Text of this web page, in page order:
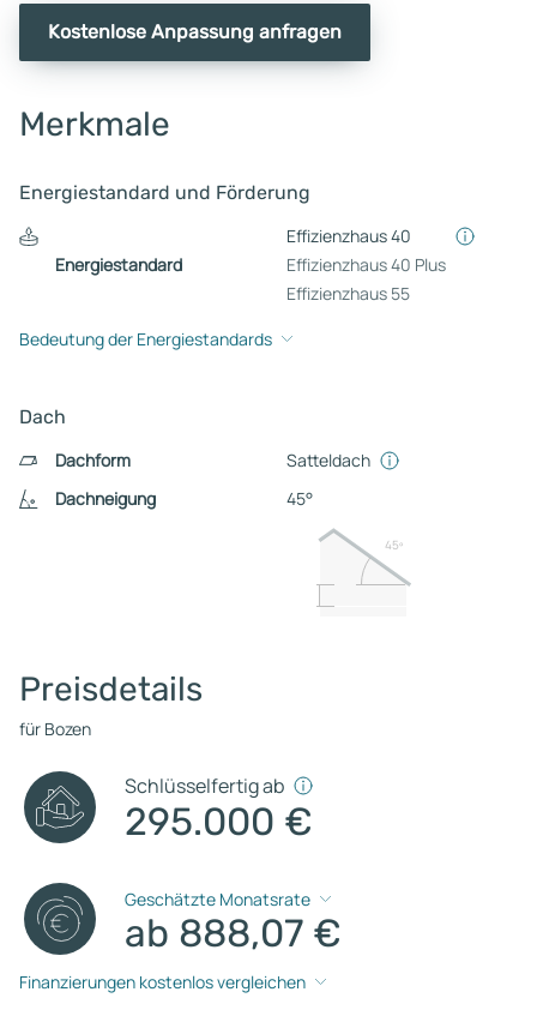
Kostenlose Anpassung anfragen
Merkmale
Energiestandard und Förderung
Energiestandard
Effizienzhaus 40
Effizienzhaus 40 Plus
Effizienzhaus 55
Bedeutung der Energiestandards
Dach
Dachform
Satteldach
Dachneigung
45°
45º
Preisdetails
für Bozen
Schlüsselfertig ab
295.000 €
Geschätzte Monatsrate
ab 888,07 €
Finanzierungen kostenlos vergleichen